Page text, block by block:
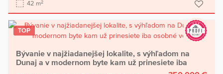
42 m2
TOP
Bývanie v najžiadanejšej lokalite, s výhľadom na
Dunaj a v modernom byte kam už prinesiete iba